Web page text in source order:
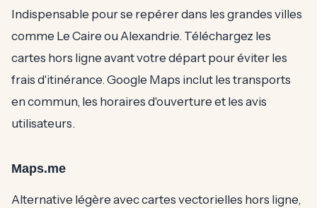
Indispensable pour se repérer dans les grandes villes
comme Le Caire ou Alexandrie. Téléchargez les
cartes hors ligne avant votre départ pour éviter les
frais d'itinérance. Google Maps inclut les transports
en commun, les horaires d'ouverture et les avis
utilisateurs.
Maps.me
Alternative légère avec cartes vectorielles hors ligne,